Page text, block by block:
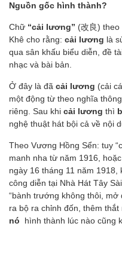
Nguồn gốc hình thành?
Chữ “cải lương” (改良)
Khê cho rằng: cải lương là
qua sân khấu biểu diễn, đề
nhạc và bài bản.
Ở đây là đã cải lương (cải
một động từ theo nghĩa
riêng. Sau khi cải lương thì
nghệ thuật hát bội cả về nội
Theo Vương Hồng Sển: tuy
manh nha từ năm 1916,
ngày 16 tháng 11 năm
công diễn tại Nhà Hát Tây
“bành trướng không thôi,
ra bộ ra chỉnh đốn, thêm
nó
hình thành lúc nào cũng